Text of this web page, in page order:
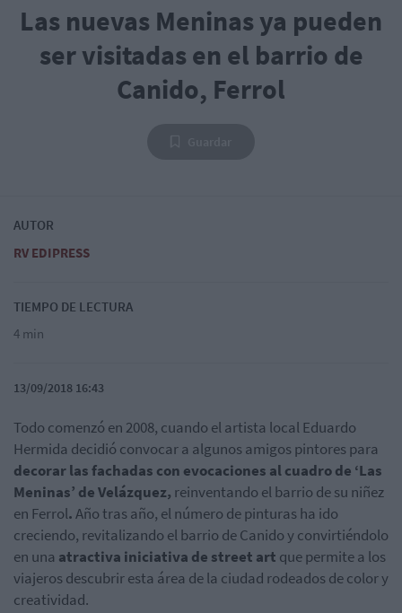
Las nuevas Meninas ya pueden
ser visitadas en el barrio de
Canido, Ferrol
AUTOR
RV EDIPRESS
TIEMPO DE LECTURA
4 min
13/09/2018 16:43
Todo comenzó en 2008, cuando el artista local Eduardo
Hermida decidió convocar a algunos amigos pintores para
decorar las fachadas con evocaciones al cuadro de ‘Las
Meninas’ de Velázquez, reinventando el barrio de su niñez
en Ferrol.Año tras año, el número de pinturas ha ido
creciendo, revitalizando el barrio de Canido y convirtiéndolo
en una atractiva iniciativa de street art que permite a los
viajeros descubrir esta área de la ciudad rodeados de color y
creatividad.